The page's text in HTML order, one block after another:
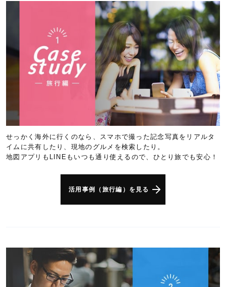
せっかく海外に行くのなら、スマホで撮った記念写真をリアルタ
イムに共有したり、現地のグルメを検索したり。
地図アプリもLINEもいつも通り使えるので、ひとり旅でも安心！
活用事例（旅行編）を見る